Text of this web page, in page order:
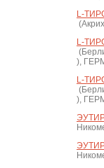
L-
L-
),
L-
),